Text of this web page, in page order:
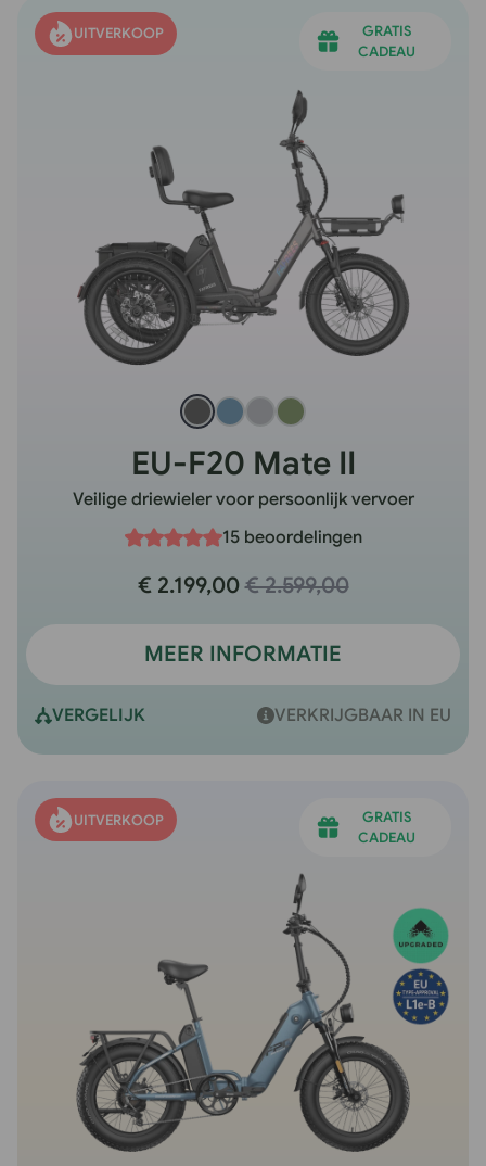
UITVERKOOP
GRATIS
CADEAU
EU-F20 Mate II
Veilige driewieler voor persoonlijk vervoer
15 beoordelingen
€ 2.199,00 € 2.599,00
MEER INFORMATIE
VERGELIJK VERKRIJGBAAR IN EU
10% KORTING
Gebruik de code: FLASH10
UITVERKOOP
GRATIS
CADEAU